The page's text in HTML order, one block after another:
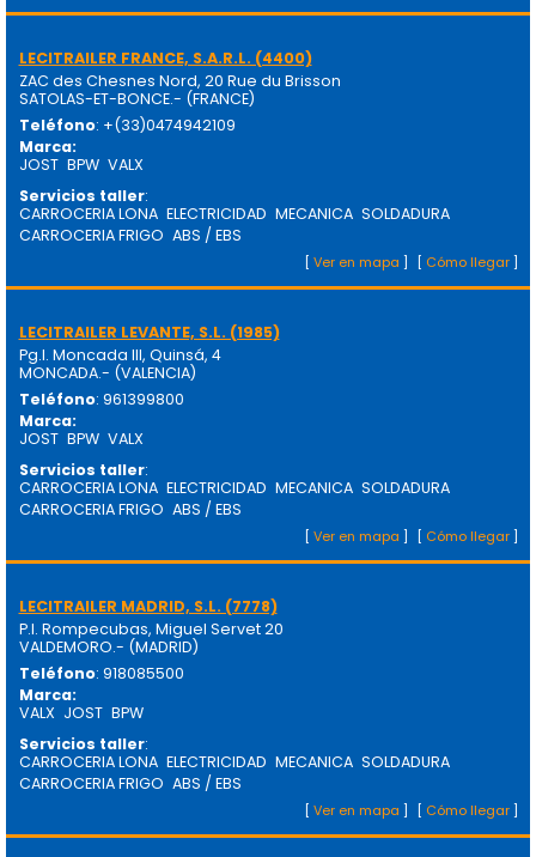
LECITRAILER FRANCE, S.A.R.L. (4400)
ZAC des Chesnes Nord, 20 Rue du Brisson
SATOLAS-ET-BONCE.- (FRANCE)
Teléfono: +(33)0474942109
Marca:
JOST BPW VALX
Servicios taller:
CARROCERIA LONA ELECTRICIDAD MECANICA SOLDADURA
CARROCERIA FRIGO ABS / EBS
[ Cómo llegar]
[ Ver en mapa ]
LECITRAILER LEVANTE, S.L. (1985)
Pg.I. Moncada III, Quinsá, 4
MONCADA.- (VALENCIA)
Teléfono: 961399800
Marca:
JOST BPW VALX
Servicios taller:
CARROCERIA LONA ELECTRICIDAD MECANICA SOLDADURA
CARROCERIA FRIGO ABS / EBS
[ Cómo llegar]
[ Ver en mapa ]
LECITRAILER MADRID, S.L. (7778)
P.I. Rompecubas, Miguel Servet 20
VALDEMORO.- (MADRID)
Teléfono: 918085500
Marca:
VALX JOST BPW
Servicios taller:
CARROCERIA LONA ELECTRICIDAD MECANICA SOLDADURA
CARROCERIA FRIGO ABS / EBS
[ Cómo llegar]
[ Ver en mapa ]